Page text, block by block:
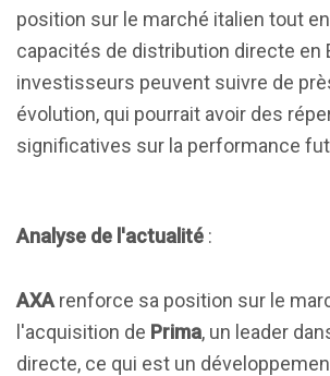
position sur le marché italien tout
capacités de distribution directe en
investisseurs peuvent suivre de
évolution, qui pourrait avoir des
significatives sur la performance
Analyse de l'actualité :
AXA renforce sa position sur le
l'acquisition de Prima, un leader
directe, ce qui est un